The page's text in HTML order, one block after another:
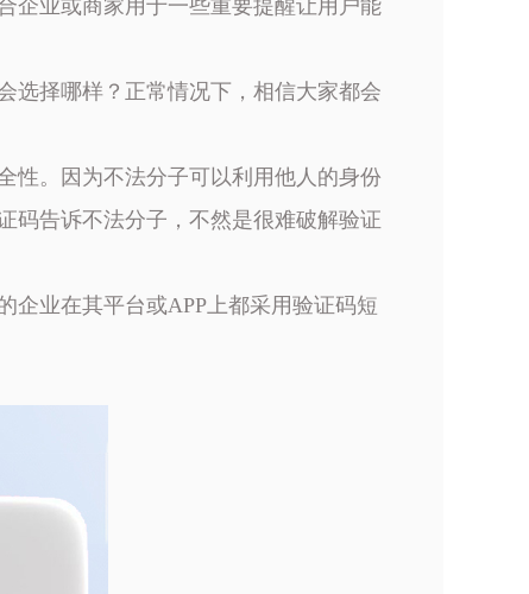
企业或商家用于一些重要提醒让用户能
选择哪样？正常情况下，相信大家都会
性。因为不法分子可以利用他人的身份
码告诉不法分子，不然是很难破解验证
企业在其平台或APP上都采用验证码短